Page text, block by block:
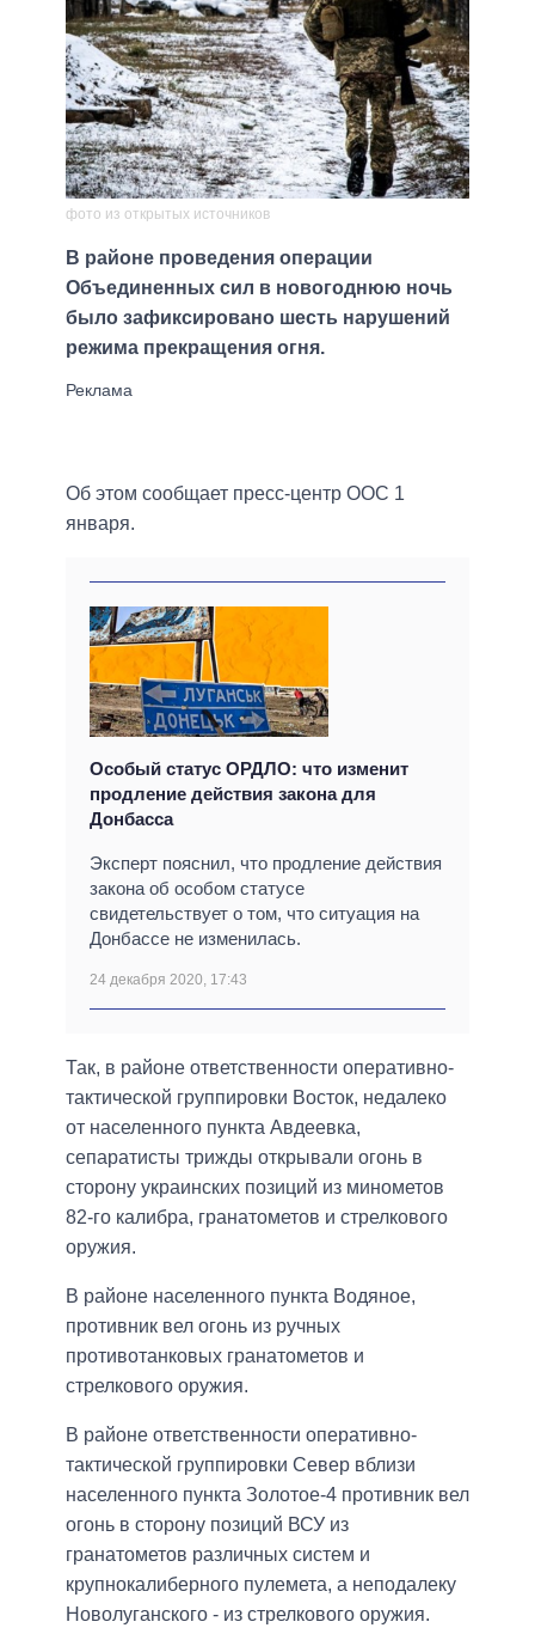
фото из открытых источников
В районе проведения операции
Объединенных сил в новогоднюю ночь
было зафиксировано шесть нарушений
режима прекращения огня.
Об этом сообщает пресс-центр ООС 1
января.
Особый статус ОРДЛО: что изменит
продление действия закона для
Донбасса
Эксперт пояснил, что продление действия
закона об особом статусе
свидетельствует о том, что ситуация на
Донбассе не изменилась.
24 декабря 2020, 17:43
Так, в районе ответственности оперативно-
тактической группировки Восток, недалеко
от населенного пункта Авдеевка,
сепаратисты трижды открывали огонь в
сторону украинских позиций из минометов
82-го калибра, гранатометов и стрелкового
оружия.
В районе населенного пункта Водяное,
противник вел огонь из ручных
противотанковых гранатометов и
стрелкового оружия.
В районе ответственности оперативно-
тактической группировки Север вблизи
населенного пункта Золотое-4 противник вел
огонь в сторону позиций ВСУ из
гранатометов различных систем и
крупнокалиберного пулемета, а неподалеку
Новолуганского - из стрелкового оружия.